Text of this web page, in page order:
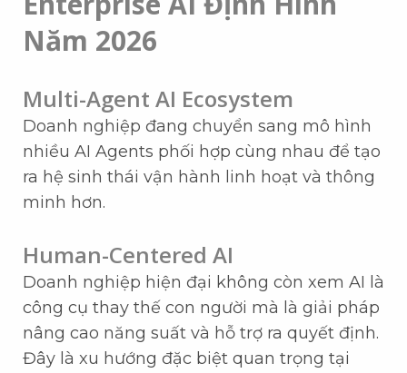
Năm 2026
Multi-Agent AI Ecosystem
Doanh nghiệp đang chuyển sang mô hình
nhiều AI Agents phối hợp cùng nhau để tạo
ra hệ sinh thái vận hành linh hoạt và thông
minh hơn.
Human-Centered AI
Doanh nghiệp hiện đại không còn xem AI là
công cụ thay thế con người mà là giải pháp
nâng cao năng suất và hỗ trợ ra quyết định.
Đây là xu hướng đặc biệt quan trọng tại